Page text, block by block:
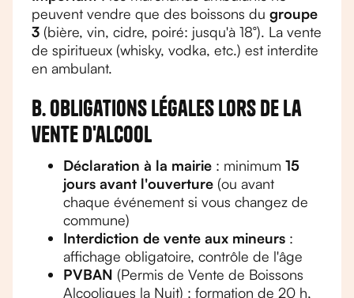
peuvent vendre que des boissons du groupe
3 (bière, vin, cidre, poiré: jusqu'à 18°). La vente
de spiritueux (whisky, vodka, etc.) est interdite
en ambulant.
B. Obligations légales lors de la
vente d'alcool
Déclaration à la mairie : minimum 15
jours avant l'ouverture (ou avant
chaque événement si vous changez de
commune)
Interdiction de vente aux mineurs :
affichage obligatoire, contrôle de l'âge
PVBAN (Permis de Vente de Boissons
Alcooliques la Nuit) : formation de 20 h,